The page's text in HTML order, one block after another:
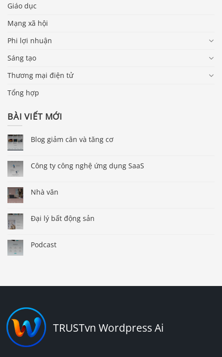
Giáo dục
Mạng xã hội
Phi lợi nhuận
Sáng tạo
Thương mại điện tử
Tổng hợp
BÀI VIẾT MỚI
Blog giảm cân và tăng cơ
Công ty công nghệ ứng dụng SaaS
Nhà văn
Đại lý bất động sản
Podcast
TRUSTvn Wordpress Ai